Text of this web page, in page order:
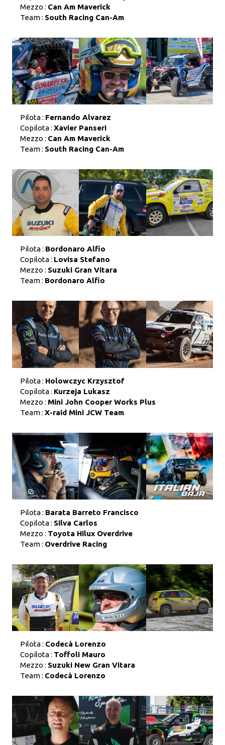
Mezzo : Can Am Maverick
Team : South Racing Can-Am
Pilota : Fernando Alvarez
Copilota : Xavier Panseri
Mezzo : Can Am Maverick
Team : South Racing Can-Am
Pilota : Bordonaro Alfio
Copilota : Lovisa Stefano
Mezzo : Suzuki Gran Vitara
Team : Bordonaro Alfio
Pilota : Holowczyc Krzysztof
Copilota : Kurzeja Lukasz
Mezzo : Mini John Cooper Works Plus
Team : X-raid Mini JCW Team
Pilota : Barata Barreto Francisco
Copilota : Silva Carlos
Mezzo : Toyota Hilux Overdrive
Team : Overdrive Racing
Pilota : Codecà Lorenzo
Copilota : Toffoli Mauro
Mezzo : Suzuki New Gran Vitara
Team : Codecà Lorenzo